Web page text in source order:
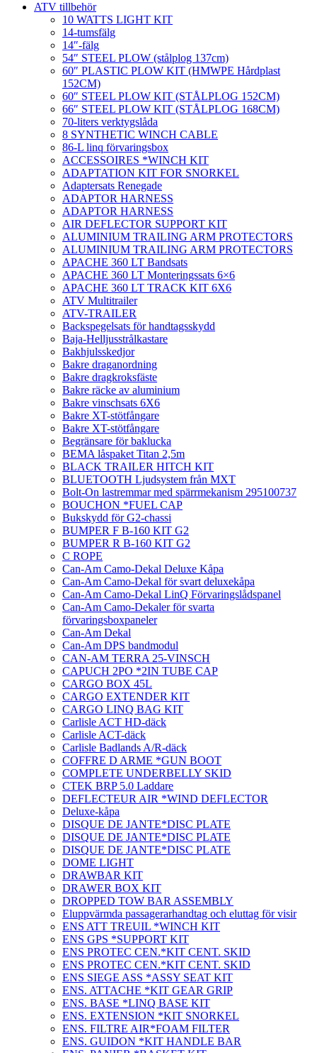
ATV tillbehör
10 WATTS LIGHT KIT
14-tumsfälg
14″-fälg
54″ STEEL PLOW (stålplog 137cm)
60″ PLASTIC PLOW KIT (HMWPE Hårdplast
152CM)
60″ STEEL PLOW KIT (STÅLPLOG 152CM)
66″ STEEL PLOW KIT (STÅLPLOG 168CM)
70-liters verktygslåda
8 SYNTHETIC WINCH CABLE
86-L linq förvaringsbox
ACCESSOIRES *WINCH KIT
ADAPTATION KIT FOR SNORKEL
Adaptersats Renegade
ADAPTOR HARNESS
ADAPTOR HARNESS
AIR DEFLECTOR SUPPORT KIT
ALUMINIUM TRAILING ARM PROTECTORS
ALUMINIUM TRAILING ARM PROTECTORS
APACHE 360 LT Bandsats
APACHE 360 LT Monteringssats 6×6
APACHE 360 LT TRACK KIT 6X6
ATV Multitrailer
ATV-TRAILER
Backspegelsats för handtagsskydd
Baja-Helljusstrålkastare
Bakhjulsskedjor
Bakre draganordning
Bakre dragkroksfäste
Bakre räcke av aluminium
Bakre vinschsats 6X6
Bakre XT-stötfångare
Bakre XT-stötfångare
Begränsare för baklucka
BEMA låspaket Titan 2,5m
BLACK TRAILER HITCH KIT
BLUETOOTH Ljudsystem från MXT
Bolt-On lastremmar med spärrmekanism 295100737
BOUCHON *FUEL CAP
Bukskydd för G2-chassi
BUMPER F B-160 KIT G2
BUMPER R B-160 KIT G2
C ROPE
Can-Am Camo-Dekal Deluxe Kåpa
Can-Am Camo-Dekal för svart deluxekåpa
Can-Am Camo-Dekal LinQ Förvaringslådspanel
Can-Am Camo-Dekaler för svarta
förvaringsboxpaneler
Can-Am Dekal
Can-Am DPS bandmodul
CAN-AM TERRA 25-VINSCH
CAPUCH 2PO *2IN TUBE CAP
CARGO BOX 45L
CARGO EXTENDER KIT
CARGO LINQ BAG KIT
Carlisle ACT HD-däck
Carlisle ACT-däck
Carlisle Badlands A/R-däck
COFFRE D ARME *GUN BOOT
COMPLETE UNDERBELLY SKID
CTEK BRP 5.0 Laddare
DEFLECTEUR AIR *WIND DEFLECTOR
Deluxe-kåpa
DISQUE DE JANTE*DISC PLATE
DISQUE DE JANTE*DISC PLATE
DISQUE DE JANTE*DISC PLATE
DOME LIGHT
DRAWBAR KIT
DRAWER BOX KIT
DROPPED TOW BAR ASSEMBLY
Eluppvärmda passagerarhandtag och eluttag för visir
ENS ATT TREUIL *WINCH KIT
ENS GPS *SUPPORT KIT
ENS PROTEC CEN.*KIT CENT. SKID
ENS PROTEC CEN.*KIT CENT. SKID
ENS SIEGE ASS *ASSY SEAT KIT
ENS. ATTACHE *KIT GEAR GRIP
ENS. BASE *LINQ BASE KIT
ENS. EXTENSION *KIT SNORKEL
ENS. FILTRE AIR*FOAM FILTER
ENS. GUIDON *KIT HANDLE BAR